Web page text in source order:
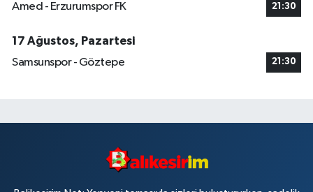
Amed - Erzurumspor FK 21:30
17 Ağustos, Pazartesi
Samsunspor - Göztepe
21:30